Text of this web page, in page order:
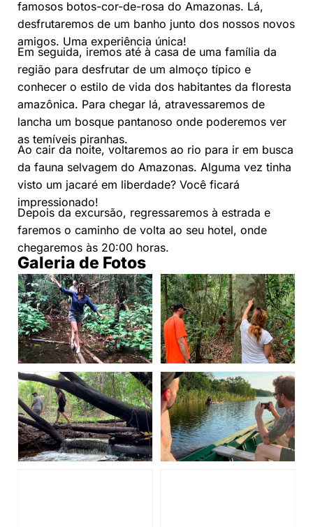
famosos botos-cor-de-rosa do Amazonas. Lá,
desfrutaremos de um banho junto dos nossos novos
amigos. Uma experiência única!
Em seguida, iremos até à casa de uma família da
região para desfrutar de um almoço típico e
conhecer o estilo de vida dos habitantes da floresta
amazônica. Para chegar lá, atravessaremos de
lancha um bosque pantanoso onde poderemos ver
as temíveis piranhas.
Ao cair da noite, voltaremos ao rio para ir em busca
da fauna selvagem do Amazonas. Alguma vez tinha
visto um jacaré em liberdade? Você ficará
impressionado!
Depois da excursão, regressaremos à estrada e
faremos o caminho de volta ao seu hotel, onde
chegaremos às 20:00 horas.
Galeria de Fotos